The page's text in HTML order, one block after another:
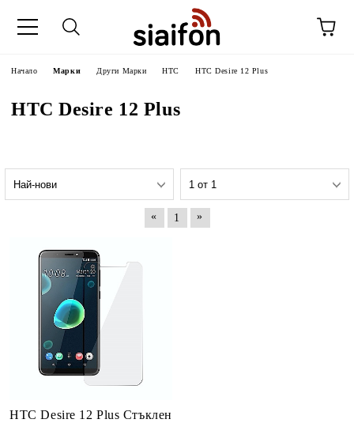
Начало Марки Други Марки HTC HTC Desire 12 Plus
HTC Desire 12 Plus
« 1 »
HTC Desire 12 Plus Стъклен